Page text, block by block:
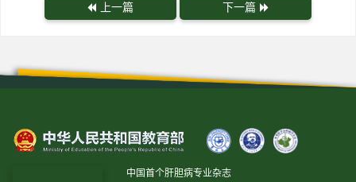
上一篇 下一篇
中国首个肝胆病专业杂志